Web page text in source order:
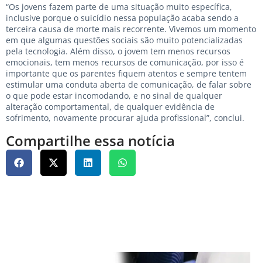
“Os jovens fazem parte de uma situação muito específica,
inclusive porque o suicídio nessa população acaba sendo a
terceira causa de morte mais recorrente. Vivemos um momento
em que algumas questões sociais são muito potencializadas
pela tecnologia. Além disso, o jovem tem menos recursos
emocionais, tem menos recursos de comunicação, por isso é
importante que os parentes fiquem atentos e sempre tentem
estimular uma conduta aberta de comunicação, de falar sobre
o que pode estar incomodando, e no sinal de qualquer
alteração comportamental, de qualquer evidência de
sofrimento, novamente procurar ajuda profissional”, conclui.
Compartilhe essa notícia